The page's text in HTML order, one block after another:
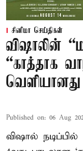
சினிமா செய்திகள்
விஷாலின்
“காத்தாக
வெளியானது
Published on: 06 Aug
விஷால்